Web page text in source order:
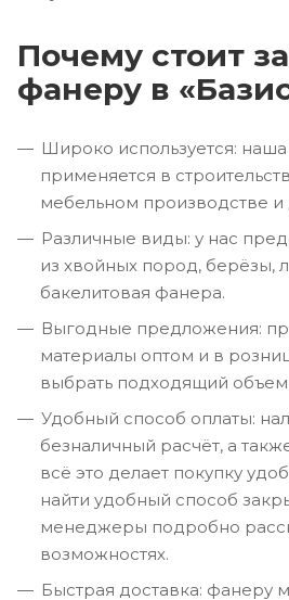
Почему стоит
фанеру в
Широко используется:
применяется в
мебельном производстве и
Различные виды: у нас
из хвойных пород, берёзы,
бакелитовая фанера.
Выгодные предложения:
материалы оптом и в
выбрать подходящий объем
Удобный способ оплаты:
безналичный расчёт, а
всё это делает покупку
найти удобный способ
менеджеры подробно
возможностях.
Быстрая доставка: фанеру